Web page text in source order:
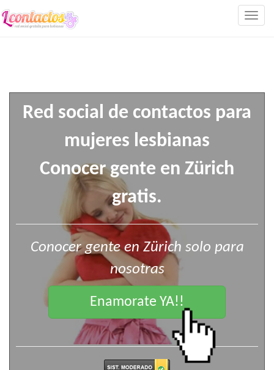
Red social de contactos para
mujeres lesbianas
Conocer gente en Zürich
gratis.
Conocer gente en Zürich solo para
nosotras
Enamorate YA!!